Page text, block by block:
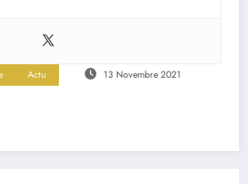
Actu 13 Novembre 2021